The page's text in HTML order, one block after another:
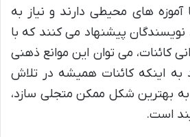
آموزه های محیطی دارند و نیاز به
نویسندگان پیشنهاد می کنند که با
کائنات، می توان این موانع ذهنی
به اینکه کائنات همیشه در تلاش
بهترین شکل ممکن متجلی سازد،
است.